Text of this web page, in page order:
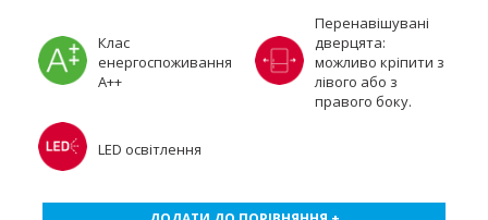
Клас
енергоспоживання
А++
Перенавішувані
дверцята:
можливо кріпити з
лівого або з
правого боку.
LED освітлення